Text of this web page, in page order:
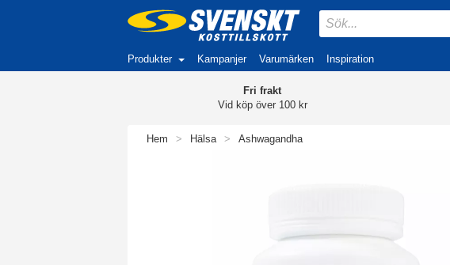
Produkter Kampanjer Varumärken Inspiration
Fri frakt
Vid köp över 100 kr
Hem > Hälsa > Ashwagandha